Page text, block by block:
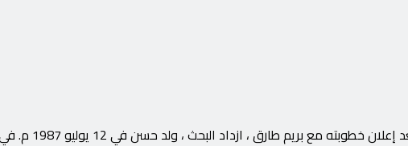
حسن فنان ومغني مصري برز بعد إطلاق الأغنية الرائجة “ابنة